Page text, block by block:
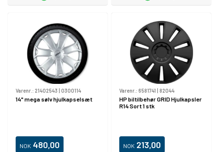
Varenr.: 21402543 0300114
14" mega sølv hjulkapselsæt
NOK 480,00
Varenr.: 6581741 82044
HP biltilbehør GRID Hjulkapsler
R14 Sort 1 stk
NOK 213,00